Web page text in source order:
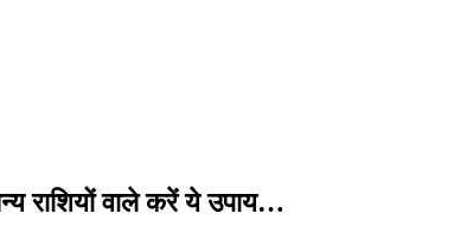
राशियों वाले करें ये उपाय…